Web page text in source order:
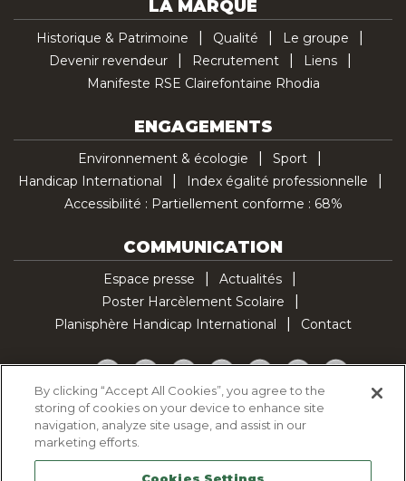
LA MARQUE
Historique & Patrimoine Qualité
Le groupe
Devenir revendeur
Recrutement
Liens
Manifeste RSE Clairefontaine Rhodia
ENGAGEMENTS
Environnement & écologie
Sport
Handicap International
Index égalité professionnelle
Accessibilité : Partiellement conforme : 68%
COMMUNICATION
Espace presse
Actualités
Poster Harcèlement Scolaire
Planisphère Handicap International
Contact
Facebook
TwitterYouTubePinterestInstagramLinkedInTikTok
Politique d'utilisation des cookies
Politique de confidentialité
Mentions légales
By clicking “Accept All Cookies”, you agree to the
storing of cookies on your device to enhance site
navigation, analyze site usage, and assist in our
marketing efforts.